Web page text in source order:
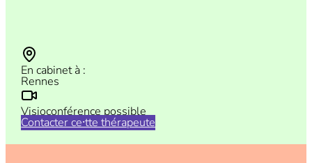
En cabinet à :
Rennes
Visioconférence possible
Contacter ce⸱tte thérapeute